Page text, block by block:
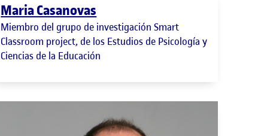
Maria Casanovas
Miembro del grupo de investigación Smart
Classroom project, de los Estudios de Psicología y
Ciencias de la Educación